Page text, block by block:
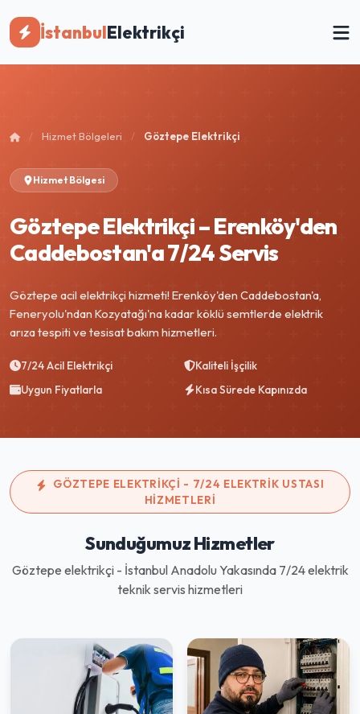
İstanbulElektrikçi
/ Hizmet Bölgeleri / Göztepe Elektrikçi
Hizmet Bölgesi
Göztepe Elektrikçi – Erenköy'den
Caddebostan'a 7/24 Servis
Göztepe acil elektrikçi hizmeti! Erenköy'den Caddebostan'a,
Feneryolu'ndan Kozyatağı'na kadar köklü semtlerde elektrik
arıza tespiti ve tesisat bakım hizmetleri.
7/24 Acil Elektrikçi
Kaliteli İşçilik
Uygun Fiyatlarla
Kısa Sürede Kapınızda
GÖZTEPE ELEKTRIKÇI - 7/24 ELEKTRIK USTASI
HIZMETLERI
Sunduğumuz Hizmetler
Göztepe elektrikçi - İstanbul Anadolu Yakasında 7/24 elektrik
teknik servis hizmetleri